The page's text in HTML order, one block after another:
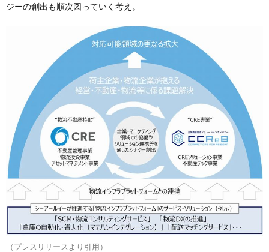
ジーの創出も順次図っていく考え。
（プレスリリースより引用）